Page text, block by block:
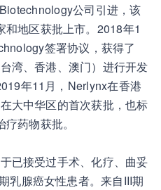
公司引进，该
地区获批上市。2018年1
签署协议，获得了
湾、香港、澳门）进行开发
年11月，Nerlynx在香港
大中华区的首次获批，也标
疗药物获批。
已接受过手术、化疗、曲妥
乳腺癌女性患者。来自III期